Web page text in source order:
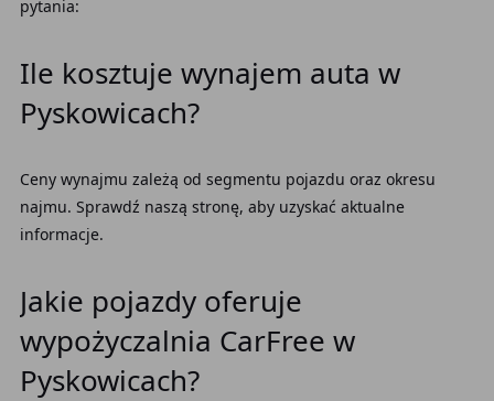
pytania:
Ile kosztuje wynajem auta w
Pyskowicach?
Ceny wynajmu zależą od segmentu pojazdu oraz okresu
najmu. Sprawdź naszą stronę, aby uzyskać aktualne
informacje.
Jakie pojazdy oferuje
wypożyczalnia CarFree w
Pyskowicach?